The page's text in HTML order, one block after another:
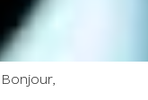
Bonjour,